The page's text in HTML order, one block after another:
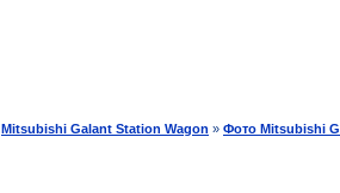
Mitsubishi Galant Station Wagon » Фото Mitsubishi